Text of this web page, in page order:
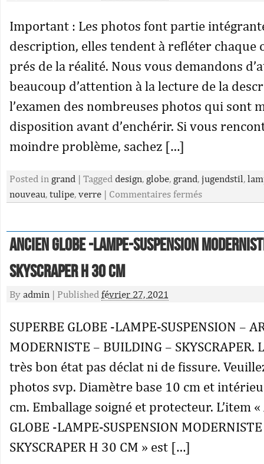
Important : Les photos font partie
description, elles tendent à refléter chaque
prés de la réalité. Nous vous demandons
beaucoup d’attention à la lecture de la
l’examen des nombreuses photos qui sont
disposition avant d’enchérir. Si vous
moindre problème, sachez […]
Posted in grand | Tagged design, globe, grand, jugendstil,
nouveau, tulipe, verre | Commentaires fermés
Ancien Globe -lampe-suspension
Skyscraper H 30 CM
By admin | Published février 27, 2021
SUPERBE GLOBE -LAMPE-SUSPENSION –
MODERNISTE – BUILDING – SKYSCRAPER.
très bon état pas déclat ni de fissure.
photos svp. Diamètre base 10 cm et
cm. Emballage soigné et protecteur. L’item «
GLOBE -LAMPE-SUSPENSION
SKYSCRAPER H 30 CM » est […]